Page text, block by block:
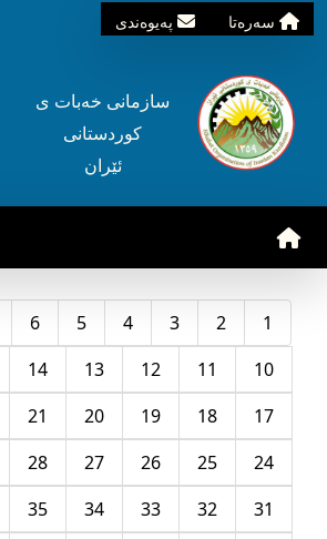
سه‌ره‌تا په‌یوه‌ندی
سازمانی خه‌بات ی
کوردستانی
ئێران
1
2
3
4
5
6
10
11
12
13
14
17
18
19
20
21
24
25
26
27
28
31
32
33
34
35